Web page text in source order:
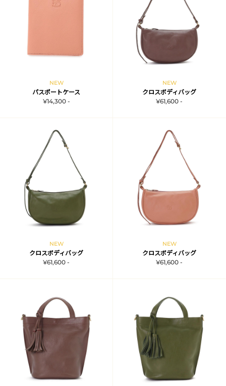
NEW
パスポートケース
¥14,300 -
NEW
クロスボディバッグ
¥61,600 -
NEW
クロスボディバッグ
¥61,600 -
NEW
クロスボディバッグ
¥61,600 -